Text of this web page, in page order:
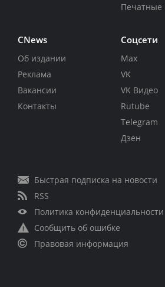
Печатные
CNews
Об издании
Реклама
Вакансии
Контакты
Соцсети
Max
VK
VK Видео
Rutube
Telegram
Дзен
Быстрая подписка на новости
RSS
Политика конфиденциальности
Сообщить об ошибке
Правовая информация